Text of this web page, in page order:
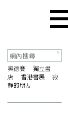
奧德賽
獨立書
店
香港書展
寂
靜的朋友